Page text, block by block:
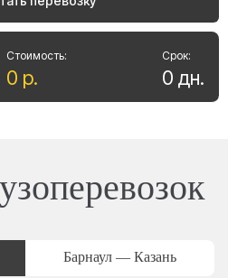
Стоимость:
0 р.
Срок:
0 дн.
Барнаул — Казань